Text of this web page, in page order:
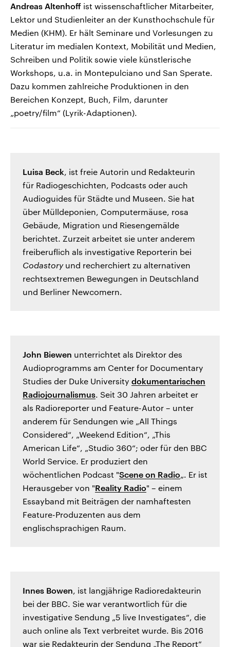
Andreas Altenhoff ist wissenschaftlicher Mitarbeiter,
Lektor und Studienleiter an der Kunsthochschule für
Medien (KHM). Er hält Seminare und Vorlesungen zu
Literatur im medialen Kontext, Mobilität und Medien,
Schreiben und Politik sowie viele künstlerische
Workshops, u.a. in Montepulciano und San Sperate.
Dazu kommen zahlreiche Produktionen in den
Bereichen Konzept, Buch, Film, darunter
„poetry/film“ (Lyrik-Adaptionen).
Luisa Beck, ist freie Autorin und Redakteurin
für Radiogeschichten, Podcasts oder auch
Audioguides für Städte und Museen. Sie hat
über Mülldeponien, Computermäuse, rosa
Gebäude, Migration und Riesengemälde
berichtet. Zurzeit arbeitet sie unter anderem
freiberuflich als investigative Reporterin bei
Codastory und recherchiert zu alternativen
rechtsextremen Bewegungen in Deutschland
und Berliner Newcomern.
John Biewen unterrichtet als Direktor des
Audioprogramms am Center for Documentary
Studies der Duke University dokumentarischen
Radiojournalismus. Seit 30 Jahren arbeitet er
als Radioreporter und Feature-Autor – unter
anderem für Sendungen wie „All Things
Considered“, „Weekend Edition“, „This
American Life“, „Studio 360“; oder für den BBC
World Service. Er produziert den
wöchentlichen Podcast "Scene on Radio„. Er ist
Herausgeber von "Reality Radio" – einem
Essayband mit Beiträgen der namhaftesten
Feature-Produzenten aus dem
englischsprachigen Raum.
Innes Bowen, ist langjährige Radioredakteurin
bei der BBC. Sie war verantwortlich für die
investigative Sendung „5 live Investigates“, die
auch online als Text verbreitet wurde. Bis 2016
war sie Redakteurin der Sendung „The Report“